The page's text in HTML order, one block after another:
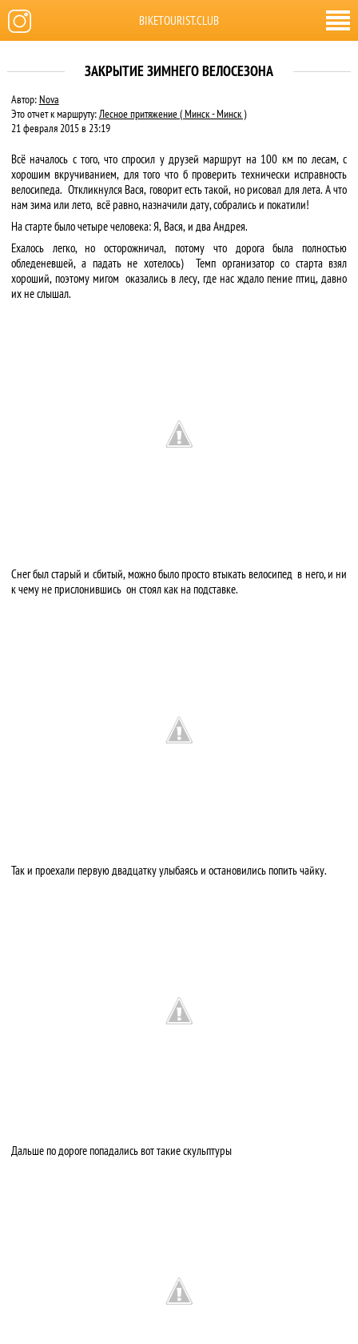
BIKETOURIST.CLUB
ЗАКРЫТИЕ ЗИМНЕГО ВЕЛОСЕЗОНА
Автор:Nova
Это отчет к маршруту:Лесное притяжение ( Минск - Минск )
21 февраля 2015 в 23:19
Всё началось с того, что спросил у друзей маршрут на 100 км по лесам, с
хорошим вкручиванием, для того что б проверить технически исправность
велосипеда. Откликнулся Вася, говорит есть такой, но рисовал для лета. А что
нам зима или лето, всё равно, назначили дату, собрались и покатили!
На старте было четыре человека: Я, Вася, и два Андрея.
Ехалось легко, но осторожничал, потому что дорога была полностью
обледеневшей, а падать не хотелось) Темп организатор со старта взял
хороший, поэтому мигом оказались в лесу, где нас ждало пение птиц, давно
их не слышал.
Снег был старый и сбитый, можно было просто втыкать велосипед в него, и ни
к чему не прислонившись он стоял как на подставке.
Так и проехали первую двадцатку улыбаясь и остановились попить чайку.
Дальше по дороге попадались вот такие скульптуры